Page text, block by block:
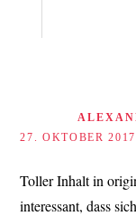
27. OKTOBER
Toller Inhalt in
interessant, dass